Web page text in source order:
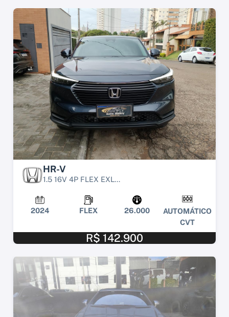
HR-V
1.5 16V 4P FLEX EXL...
2024 FLEX 26.000
AUTOMÁTICO
CVT
R$ 142.900